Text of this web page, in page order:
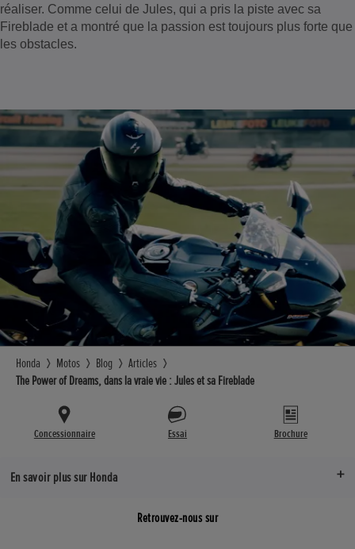
réaliser. Comme celui de Jules, qui a pris la piste avec sa
Fireblade et a montré que la passion est toujours plus forte que
les obstacles.
Honda Motos Blog
Articles
The Power of Dreams, dans la vraie vie : Jules et sa Fireblade
Concessionnaire Essai Brochure
En savoir plus sur Honda
Retrouvez-nous sur